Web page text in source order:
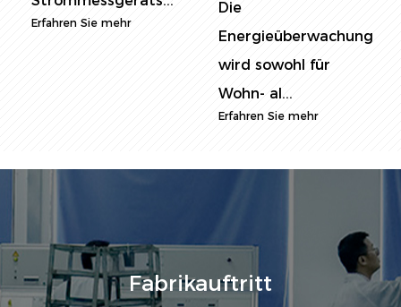
Erfahren Sie mehr
Die
Energieüberwachung
wird sowohl für
Wohn- al...
Erfahren Sie mehr
Fabrikauftritt